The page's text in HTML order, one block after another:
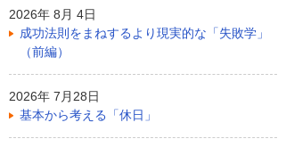
2026年 8月 4日
成功法則をまねするより現実的な「失敗学」
（前編）
2026年 7月28日
基本から考える「休日」